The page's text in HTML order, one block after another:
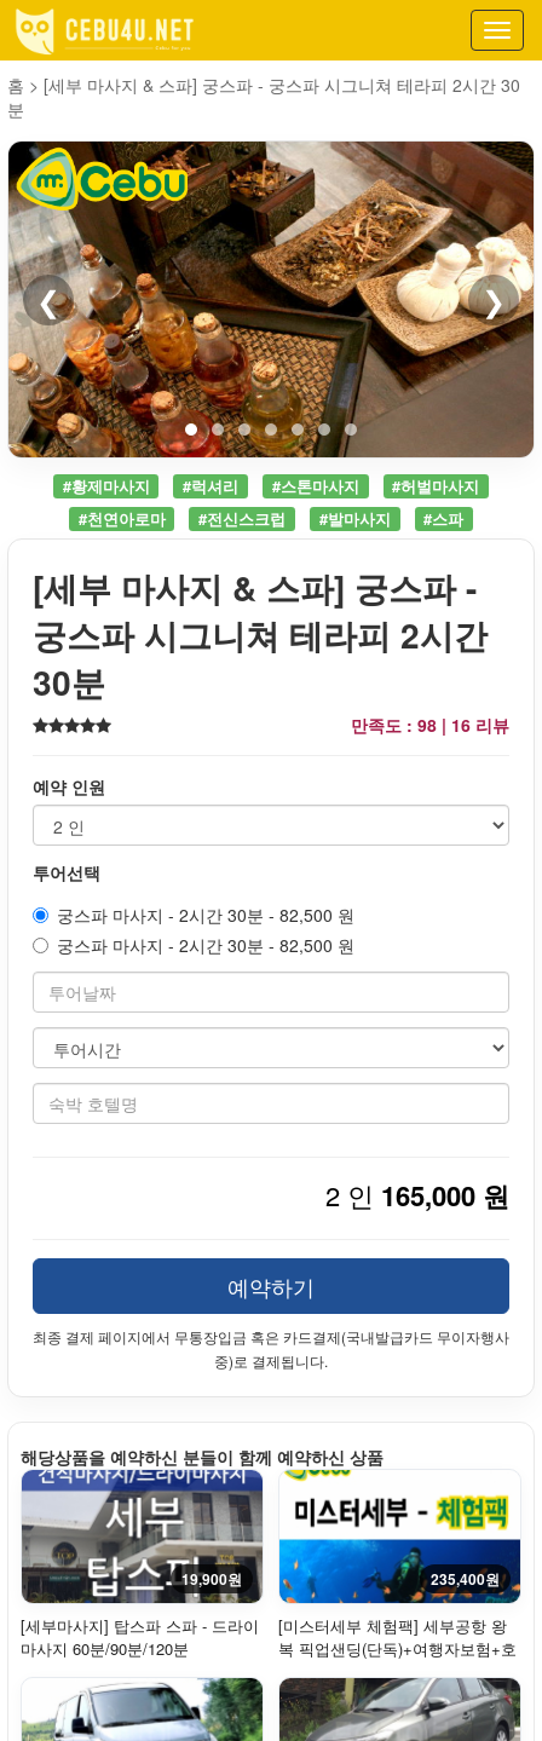
홈 > [세부 마사지 & 스파] 궁스파 - 궁스파 시그니쳐 테라피 2시간 30
분
❮ ❯
#황제마사지 #럭셔리 #스톤마사지
#허벌마사지
#천연아로마
#전신스크럽 #발마사지 #스파
[세부 마사지 & 스파] 궁스파 -
궁스파 시그니쳐 테라피 2시간
30분
만족도 : 98 | 16 리뷰
예약 인원
투어선택
궁스파 마사지 - 2시간 30분 - 82,500 원
궁스파 마사지 - 2시간 30분 - 82,500 원
2 인 165,000 원
예약하기
최종 결제 페이지에서 무통장입금 혹은 카드결제(국내발급카드 무이자행사
중)로 결제됩니다.
해당상품을 예약하신 분들이 함께 예약하신 상품
19,900원
[세부마사지] 탑스파 스파 - 드라이
마사지 60분/90분/120분
235,400원
[미스터세부 체험팩] 세부공항 왕
복 픽업샌딩(단독)+여행자보험+호
핑투어+체험...